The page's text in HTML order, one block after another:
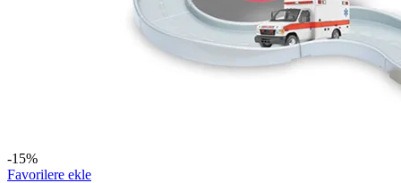
-15%
Favorilere ekle